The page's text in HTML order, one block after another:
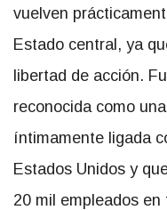
vuelven
Estado central, ya
libertad de acción.
reconocida como
íntimamente ligada
Estados Unidos y
20 mil empleados